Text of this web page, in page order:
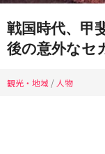
戦国時代、甲
後の意外なセ
観光・地域 / 人物